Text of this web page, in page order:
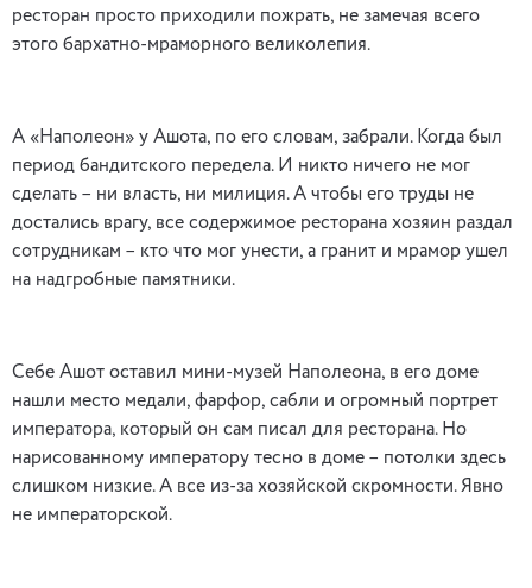
ресторан просто приходили пожрать, не замечая всего
этого бархатно-мраморного великолепия.
А «Наполеон» у Ашота, по его словам, забрали. Когда был
период бандитского передела. И никто ничего не мог
сделать – ни власть, ни милиция. А чтобы его труды не
достались врагу, все содержимое ресторана хозяин раздал
сотрудникам – кто что мог унести, а гранит и мрамор ушел
на надгробные памятники.
Себе Ашот оставил мини-музей Наполеона, в его доме
нашли место медали, фарфор, сабли и огромный портрет
императора, который он сам писал для ресторана. Но
нарисованному императору тесно в доме – потолки здесь
слишком низкие. А все из-за хозяйской скромности. Явно
не императорской.